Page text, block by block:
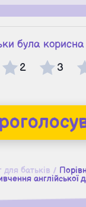
була
2 3
для батьків /
англійської